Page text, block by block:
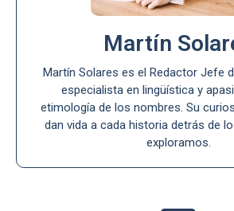
Martín
Martín Solares es el Redactor Jefe
especialista en lingüística y
etimología de los nombres. Su
dan vida a cada historia detrás de
exploramos.